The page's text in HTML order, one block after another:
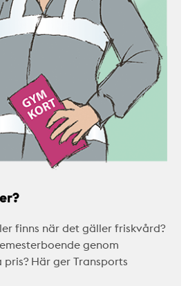
finns när det gäller friskvård?
genom
Här ger Transports